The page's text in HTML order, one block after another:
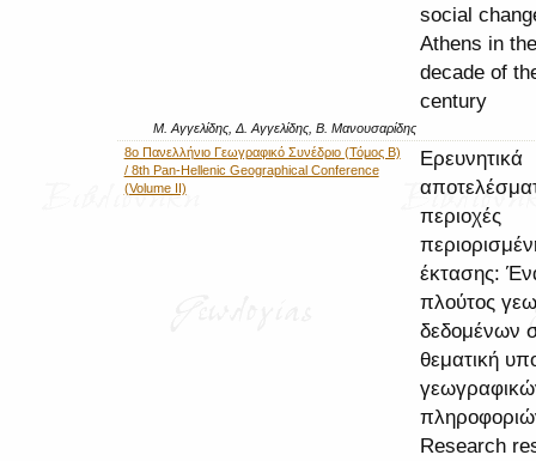
social
Athens in
decade of
century
Μ. Αγγελίδης, Δ. Αγγελίδης, Β. Μανουσαρίδης
8ο Πανελλήνιο Γεωγραφικό Συνέδριο (Τόμος Β)
/ 8th Pan-Hellenic Geographical Conference
(Volume II)
Ερευνητικά
περιοχές
έκτασης:
πλούτος
δεδομένων
θεματική
Research